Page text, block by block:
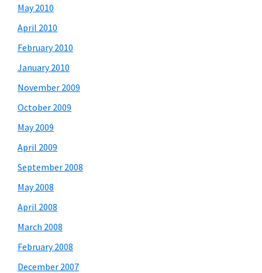
May 2010
April 2010
February 2010
January 2010
November 2009
October 2009
May 2009
April 2009
September 2008
May 2008
April 2008
March 2008
February 2008
December 2007